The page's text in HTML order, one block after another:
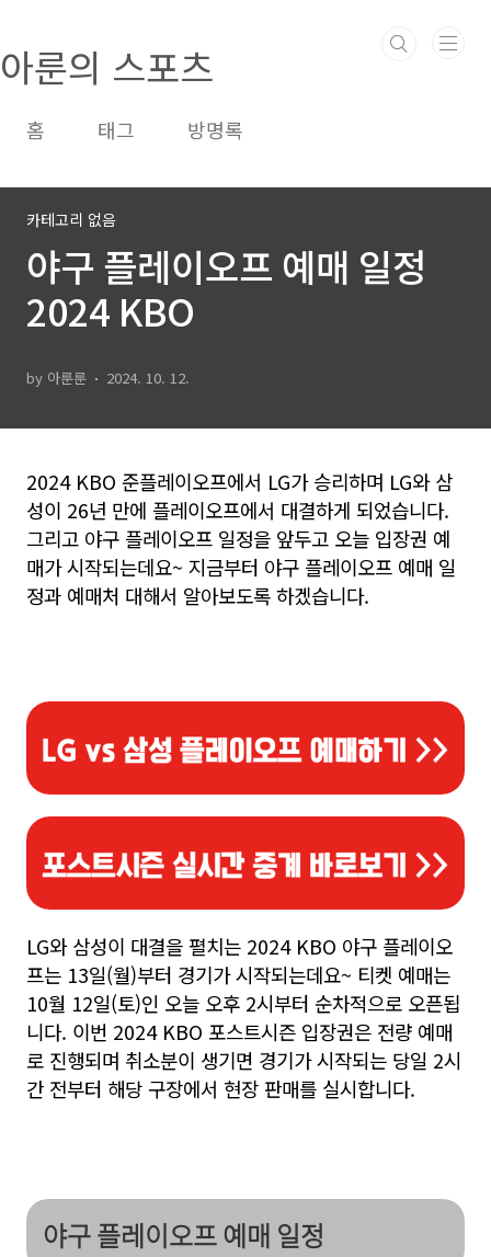
아룬의 스포츠
홈 태그 방명록
카테고리 없음
야구 플레이오프 예매 일정
2024 KBO
by 아룬룬 2024. 10. 12.
2024 KBO 준플레이오프에서 LG가 승리하며 LG와 삼
성이 26년 만에 플레이오프에서 대결하게 되었습니다.
그리고 야구 플레이오프 일정을 앞두고 오늘 입장권 예
매가 시작되는데요~ 지금부터 야구 플레이오프 예매 일
정과 예매처 대해서 알아보도록 하겠습니다.
LG와 삼성이 대결을 펼치는 2024 KBO 야구 플레이오
프는 13일(월)부터 경기가 시작되는데요~ 티켓 예매는
10월 12일(토)인 오늘 오후 2시부터 순차적으로 오픈됩
니다. 이번 2024 KBO 포스트시즌 입장권은 전량 예매
로 진행되며 취소분이 생기면 경기가 시작되는 당일 2시
간 전부터 해당 구장에서 현장 판매를 실시합니다.
야구 플레이오프 예매 일정